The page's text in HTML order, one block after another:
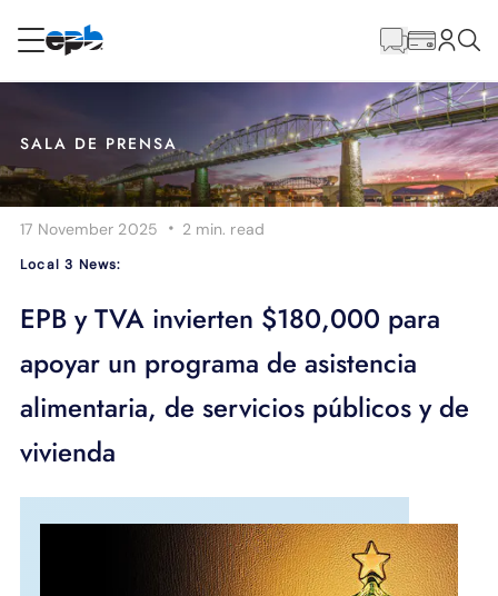
Internet
Energía
Televisión
Teléfono
BLOG
principal
SALA DE PRENSA
17 November 2025 · 2 min. read
Local 3 News:
EPB y TVA invierten $180,000 para
apoyar un programa de asistencia
alimentaria, de servicios públicos y de
vivienda